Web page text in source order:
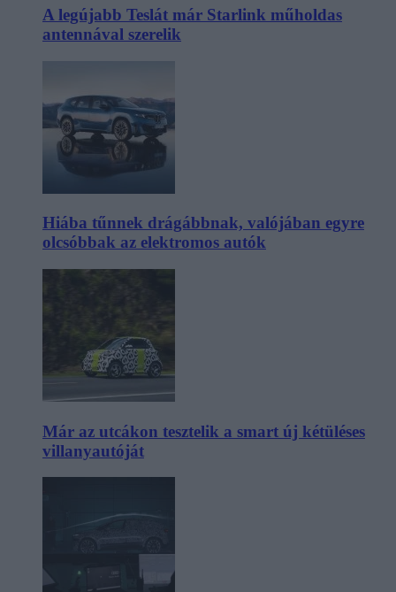
A legújabb Teslát már Starlink műholdas
antennával szerelik
Hiába tűnnek drágábbnak, valójában egyre
olcsóbbak az elektromos autók
Már az utcákon tesztelik a smart új kétüléses
villanyautóját